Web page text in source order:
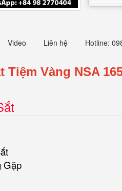
Video Liên hệ Hotline:
Tiệm Vàng NSA
Gặp